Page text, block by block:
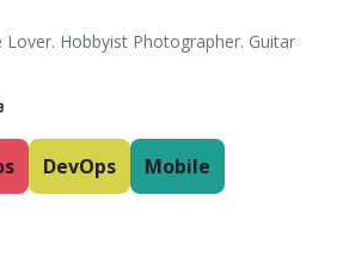
Lover. Hobbyist Photographer. Guitar
DevOps Mobile